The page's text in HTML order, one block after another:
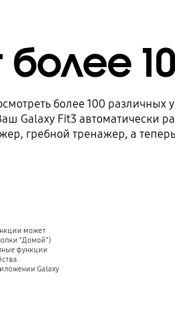
более 100
Galaxy Fit3 автоматически
гребной тренажер, а
может
"Домой")
функции
Galaxy